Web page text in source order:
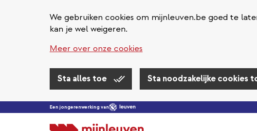
We gebruiken cookies om mijnleuven.be goed te
kan je wel weigeren.
Meer over onze cookies
Sta alles toe Sta noodzakelijke cookies
OverslaanEen jongerenwerking van